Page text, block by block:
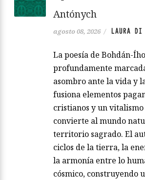
Antónych
agosto 08, 2026 / LAURA DI
La poesía de Bohdán-
profundamente
asombro ante la vida y
fusiona elementos
cristianos y un
convierte al mundo
territorio sagrado. El
ciclos de la tierra, la
la armonía entre lo
cósmico, construyendo